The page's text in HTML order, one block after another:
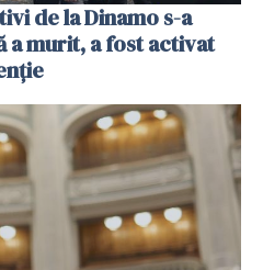
de la Dinamo s-a
a murit, a fost activat